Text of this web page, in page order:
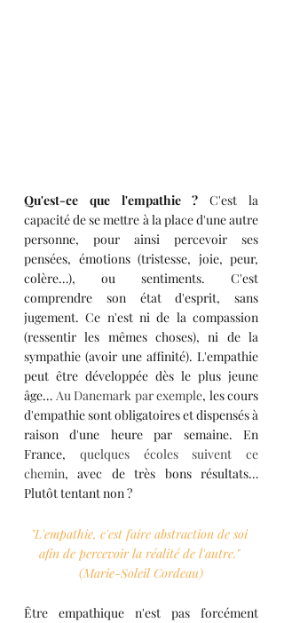
Qu'est-ce que l'empathie ? C'est la
capacité de se mettre à la place d'une autre
personne, pour ainsi percevoir ses
pensées, émotions (tristesse, joie, peur,
colère…), ou sentiments. C'est
comprendre son état d'esprit, sans
jugement. Ce n'est ni de la compassion
(ressentir les mêmes choses), ni de la
sympathie (avoir une affinité). L'empathie
peut être développée dès le plus jeune
âge… Au Danemark par exemple, les cours
d'empathie sont obligatoires et dispensés à
raison d'une heure par semaine. En
France, quelques écoles suivent ce
chemin, avec de très bons résultats…
Plutôt tentant non ?
"L'empathie, c'est faire abstraction de soi
afin de percevoir la réalité de l'autre."
(Marie-Soleil Cordeau)
Être empathique n'est pas forcément